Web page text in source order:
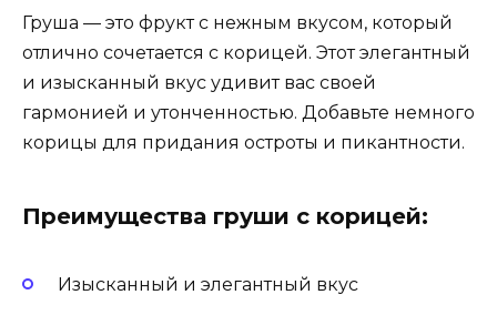
Груша — это фрукт с нежным вкусом, который
отлично сочетается с корицей. Этот элегантный
и изысканный вкус удивит вас своей
гармонией и утонченностью. Добавьте немного
корицы для придания остроты и пикантности.
Преимущества груши с корицей:
Изысканный и элегантный вкус